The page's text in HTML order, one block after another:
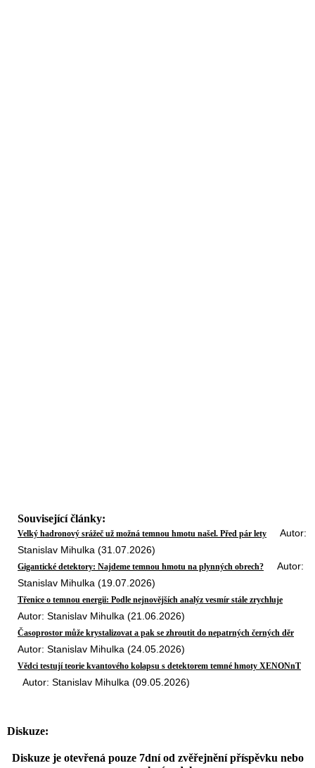
Související články:
Velký hadronový srážeč už možná temnou hmotu našel. Před pár lety Autor:
Stanislav Mihulka (31.07.2026)
Gigantické detektory: Najdeme temnou hmotu na plynných obrech? Autor:
Stanislav Mihulka (19.07.2026)
Třenice o temnou energii: Podle nejnovějších analýz vesmír stále zrychluje
Autor: Stanislav Mihulka (21.06.2026)
Časoprostor může krystalizovat a pak se zhroutit do nepatrných černých děr
Autor: Stanislav Mihulka (24.05.2026)
Vědci testují teorie kvantového kolapsu s detektorem temné hmoty XENONnT
Autor: Stanislav Mihulka (09.05.2026)
Diskuze:
Diskuze je otevřená pouze 7dní od zvěřejnění příspěvku nebo